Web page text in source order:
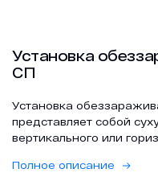
Установка
представляет собой
вертикального или
емкости размещается
Полное описание
Установка
СП